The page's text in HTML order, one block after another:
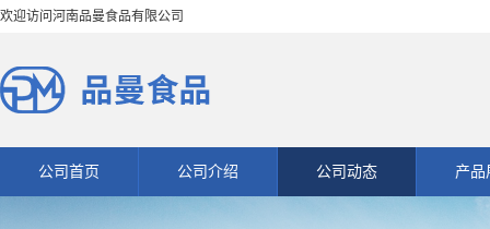
欢迎访问河南品曼食品有限公司
公司首页 公司介绍 公司动态 产品